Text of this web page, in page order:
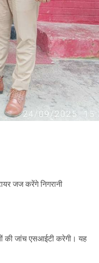
जज करेंगे निगरानी
की जांच एसआईटी करेगी। यह